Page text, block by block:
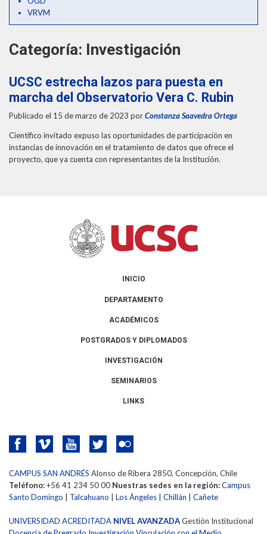
THEP Group
Categoría: Investigación
UCSC estrecha lazos para puesta en
marcha del Observatorio Vera C. Rubin
Publicado el 15 de marzo de 2023 porConstanza Saavedra Ortega
Científico invitado expuso las oportunidades de participación en
instancias de innovación en el tratamiento de datos que ofrece el
proyecto, que ya cuenta con representantes de la Institución.
VRVM
INICIO
DEPARTAMENTO
ACADÉMICOS
POSTGRADOS Y DIPLOMADOS
INVESTIGACIÓN
SEMINARIOS
LINKS
CAMPUS SAN ANDRÉS Alonso de Ribera 2850, Concepción, Chile
Teléfono:+56 41 234 50 00 Nuestras sedes en la región:Campus
Santo Domingo
Talcahuano Los Ángeles Chillán Cañete
UNIVERSIDAD ACREDITADA NIVEL AVANZADAGestión Institucional